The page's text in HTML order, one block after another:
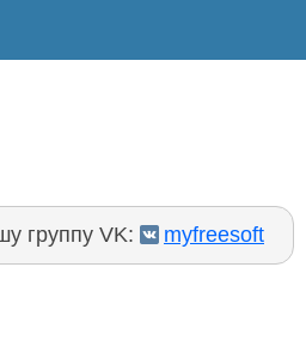
группу VK: myfreesoft